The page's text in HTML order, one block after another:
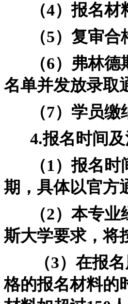
（4）报名材
（5）复审合
（6）弗林德
名单并发放录取
（7）学员缴
4.报名时间及
（1）报名时
期，具体以官方
（2）本专业
斯大学要求，将
（3）在报名
格的报名材料的